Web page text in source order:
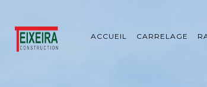
ACCUEIL CARRELAGE